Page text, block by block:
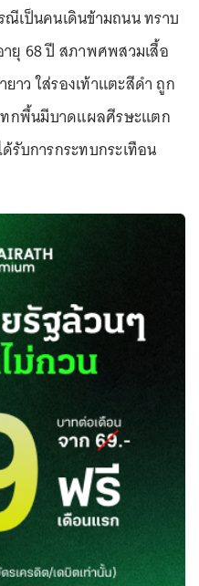
เป็นคนเดินข้ามถนน ทราบ
ยุ 68 ปี สภาพศพสวมเสื้อ
าว ใส่รองเท้าแตะสีดำ ถูก
ทกพื้นมีบาดแผลศีรษะแตก
รับการกระทบกระเทือน